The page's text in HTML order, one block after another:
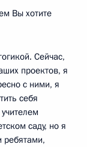
Вы хотите
Сейчас,
проектов, я
с ними, я
себя
саду, но я
ребятами,